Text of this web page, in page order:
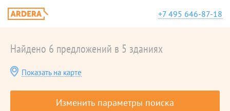
+7 495 646-87-18
Найдено 6 предложений в 5 зданиях
Показать на карте
Изменить параметры поиска